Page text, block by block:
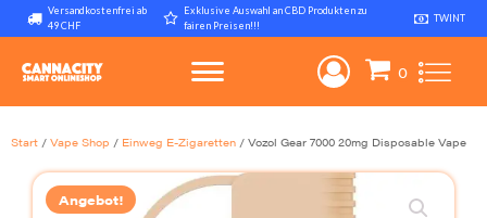
Versandkostenfrei ab
49 CHF
Exklusive Auswahl an CBD Produkten zu
fairen Preisen!!!
TWINT
Start / Vape Shop / Einweg E-Zigaretten / Vozol Gear 7000 20mg Disposable Vape
Angebot!